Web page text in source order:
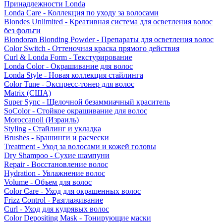
Принадлежности Londa
Londa Care - Коллекция по уходу за волосами
Blondes Unlimited - Креативная система для осветления волос
без фольги
Blondoran Blonding Powder - Препараты для осветления волос
Color Switch - Оттеночная краска прямого действия
Curl & Londa Form - Текстурирование
Londa Color - Окрашивание для волос
Londa Style - Новая коллекция стайлинга
Color Tune - Экспресс-тонер для волос
Matrix (США)
Super Sync - Щелочной безаммиачный краситель
SoColor - Стойкое окрашивание для волос
Moroccanoil (Израиль)
Styling - Стайлинг и укладка
Brushes - Брашинги и расчески
Treatment - Уход за волосами и кожей головы
Dry Shampoo - Сухие шампуни
Repair - Восстановление волос
Hydration - Увлажнение волос
Volume - Объем для волос
Color Care - Уход для окрашенных волос
Frizz Control - Разглаживание
Curl - Уход для кудрявых волос
Color Depositing Mask - Тонирующие маски